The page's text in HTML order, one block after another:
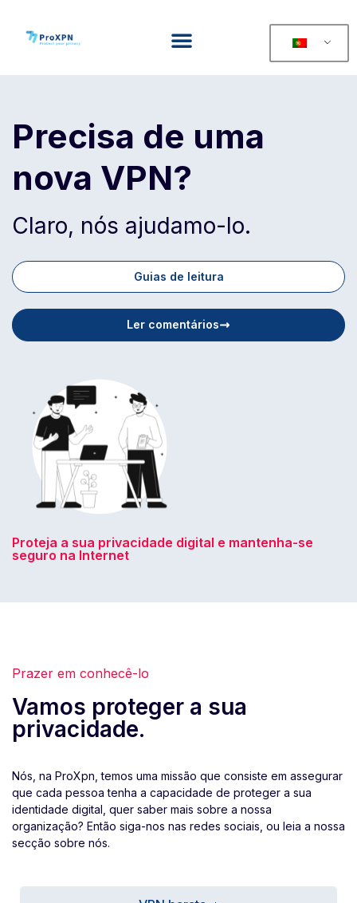
Precisa de uma
nova VPN?
Claro, nós ajudamo-lo.
Guias de leitura
Ler comentários
Proteja a sua privacidade digital e mantenha-se
seguro na Internet
Prazer em conhecê-lo
Vamos proteger a sua
privacidade.
Nós, na ProXpn, temos uma missão que consiste em assegurar
que cada pessoa tenha a capacidade de proteger a sua
identidade digital, quer saber mais sobre a nossa
organização? Então siga-nos nas redes sociais, ou leia a nossa
secção sobre nós.